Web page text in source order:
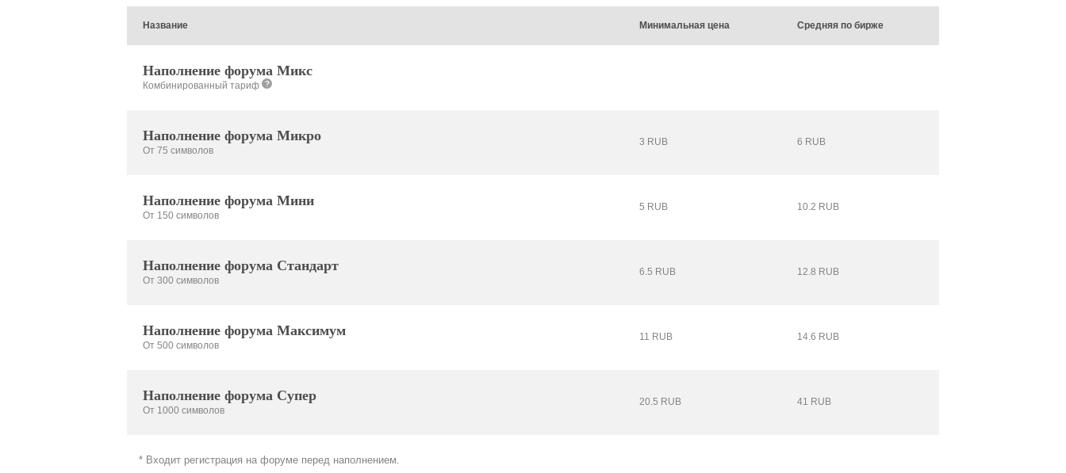
Название Минимальная цена Средняя по бирже
Наполнение форума Микс
Комбинированный тариф ?
Наполнение форума Микро
От 75 символов
3 RUB 6 RUB
Наполнение форума Мини
От 150 символов
5 RUB 10.2 RUB
Наполнение форума Стандарт
От 300 символов
6.5 RUB 12.8 RUB
Наполнение форума Максимум
От 500 символов
11 RUB 14.6 RUB
Наполнение форума Супер
От 1000 символов
20.5 RUB 41 RUB
* Входит регистрация на форуме перед наполнением.